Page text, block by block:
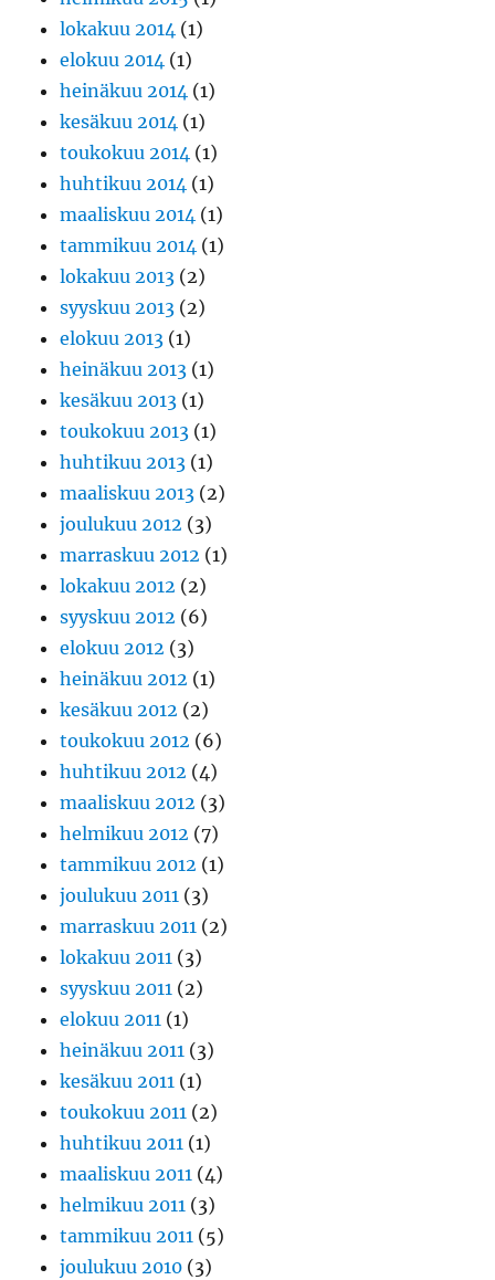
lokakuu 2014 (1)
elokuu 2014 (1)
heinäkuu 2014 (1)
kesäkuu 2014 (1)
toukokuu 2014 (1)
huhtikuu 2014 (1)
maaliskuu 2014 (1)
tammikuu 2014 (1)
lokakuu 2013 (2)
syyskuu 2013 (2)
elokuu 2013 (1)
heinäkuu 2013 (1)
kesäkuu 2013 (1)
toukokuu 2013 (1)
huhtikuu 2013 (1)
maaliskuu 2013 (2)
joulukuu 2012 (3)
marraskuu 2012 (1)
lokakuu 2012 (2)
syyskuu 2012 (6)
elokuu 2012 (3)
heinäkuu 2012 (1)
kesäkuu 2012 (2)
toukokuu 2012 (6)
huhtikuu 2012 (4)
maaliskuu 2012 (3)
helmikuu 2012 (7)
tammikuu 2012 (1)
joulukuu 2011 (3)
marraskuu 2011 (2)
lokakuu 2011 (3)
syyskuu 2011 (2)
elokuu 2011 (1)
heinäkuu 2011 (3)
kesäkuu 2011 (1)
toukokuu 2011 (2)
huhtikuu 2011 (1)
maaliskuu 2011 (4)
helmikuu 2011 (3)
tammikuu 2011 (5)
joulukuu 2010 (3)